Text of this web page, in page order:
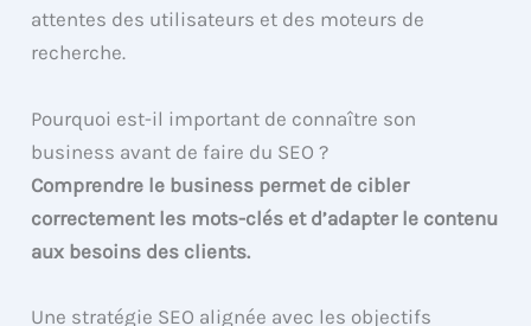
attentes des utilisateurs et des moteurs de
recherche.
Pourquoi est-il important de connaître son
business avant de faire du SEO ?
Comprendre le business permet de cibler
correctement les mots-clés et d’adapter le contenu
aux besoins des clients.
Une stratégie SEO alignée avec les objectifs